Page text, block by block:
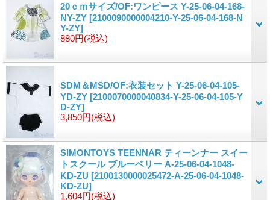
20ｃｍサイズ/OF:ワンピース Y-25-06-04-168-
NY-ZY [2100090000004210-Y-25-06-04-168-N
Y-ZY]
880円(税込)
SDM＆MSD/OF:衣装セット Y-25-06-04-105-
YD-ZY [2100070000040834-Y-25-06-04-105-Y
D-ZY]
3,850円(税込)
SIMONTOYS TEENNAR ティーンナー スイー
トスクール ブルーベリー A-25-06-04-1048-
KD-ZU [2100130000025472-A-25-06-04-1048-
KD-ZU]
1,604円(税込)